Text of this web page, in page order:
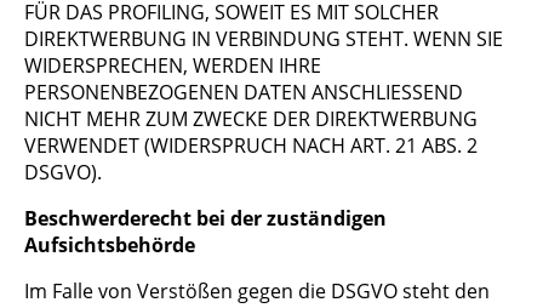
FÜR DAS PROFILING, SOWEIT ES MIT SOLCHER
DIREKTWERBUNG IN VERBINDUNG STEHT. WENN SIE
WIDERSPRECHEN, WERDEN IHRE
PERSONENBEZOGENEN DATEN ANSCHLIESSEND
NICHT MEHR ZUM ZWECKE DER DIREKTWERBUNG
VERWENDET (WIDERSPRUCH NACH ART. 21 ABS. 2
DSGVO).
Beschwerderecht bei der zuständigen
Aufsichtsbehörde
Im Falle von Verstößen gegen die DSGVO steht den